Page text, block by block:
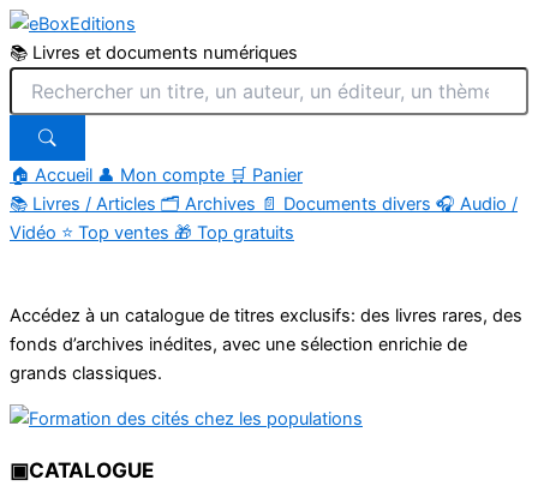
📚 Livres et documents numériques
🏠 Accueil 👤 Mon compte 🛒 Panier
📚 Livres / Articles 🗂 Archives 📄 Documents divers 🎧 Audio /
Vidéo ⭐ Top ventes 🎁 Top gratuits
contenu
Accédez à un catalogue de titres exclusifs: des livres rares, des
fonds d’archives inédites, avec une sélection enrichie de
grands classiques.
▣CATALOGUE